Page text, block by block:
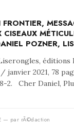
CISEAUX
POZNER,
éditions
janvier 2021, 78
2. Cher Daniel,
— par rÃ©daction